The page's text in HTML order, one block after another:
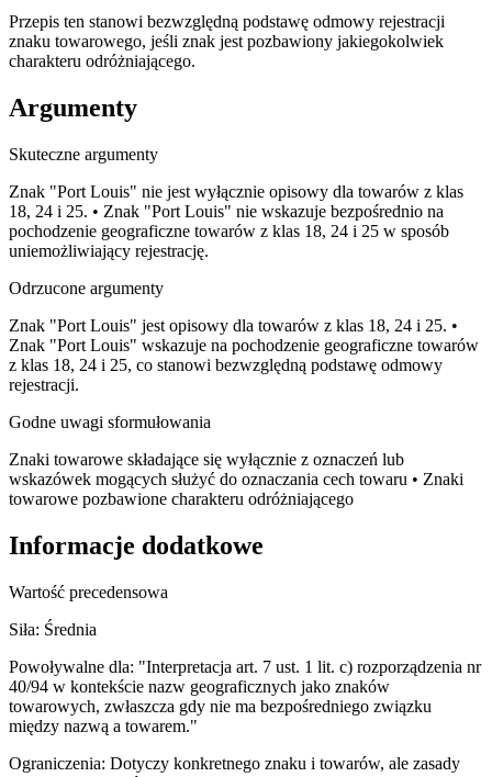
Przepis ten stanowi bezwzględną podstawę odmowy rejestracji
znaku towarowego, jeśli znak jest pozbawiony jakiegokolwiek
charakteru odróżniającego.
Argumenty
Skuteczne argumenty
Znak "Port Louis" nie jest wyłącznie opisowy dla towarów z klas
18, 24 i 25. • Znak "Port Louis" nie wskazuje bezpośrednio na
pochodzenie geograficzne towarów z klas 18, 24 i 25 w sposób
uniemożliwiający rejestrację.
Odrzucone argumenty
Znak "Port Louis" jest opisowy dla towarów z klas 18, 24 i 25. •
Znak "Port Louis" wskazuje na pochodzenie geograficzne towarów
z klas 18, 24 i 25, co stanowi bezwzględną podstawę odmowy
rejestracji.
Godne uwagi sformułowania
Znaki towarowe składające się wyłącznie z oznaczeń lub
wskazówek mogących służyć do oznaczania cech towaru • Znaki
towarowe pozbawione charakteru odróżniającego
Informacje dodatkowe
Wartość precedensowa
Siła: Średnia
Powoływalne dla: "Interpretacja art. 7 ust. 1 lit. c) rozporządzenia nr
40/94 w kontekście nazw geograficznych jako znaków
towarowych, zwłaszcza gdy nie ma bezpośredniego związku
między nazwą a towarem."
Ograniczenia: Dotyczy konkretnego znaku i towarów, ale zasady